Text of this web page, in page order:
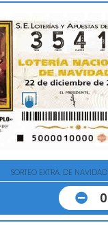
SORTEO EXTRA. DE NAVIDAD
0